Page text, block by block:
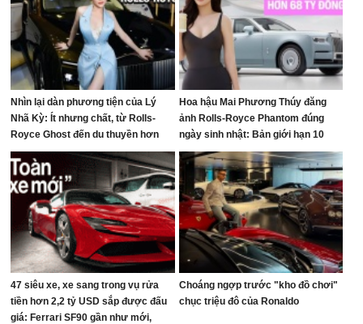
Nhìn lại dàn phương tiện của Lý
Nhã Kỳ: Ít nhưng chất, từ Rolls-
Royce Ghost đến du thuyền hơn
100 tỷ đồng
Hoa hậu Mai Phương Thúy đăng
ảnh Rolls-Royce Phantom đúng
ngày sinh nhật: Bản giới hạn 10
chiếc toàn cầu, giá quy đổi gần 68
tỷ đồng
47 siêu xe, xe sang trong vụ rửa
tiền hơn 2,2 tỷ USD sắp được đấu
giá: Ferrari SF90 gần như mới,
Choáng ngợp trước "kho đồ chơi"
chục triệu đô của Ronaldo